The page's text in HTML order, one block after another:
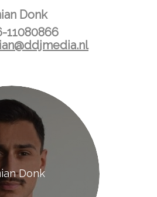
Donk
11080866
Donk